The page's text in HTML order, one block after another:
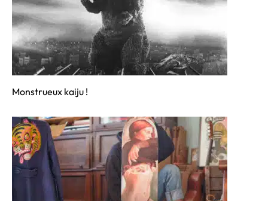
Monstrueux kaiju !